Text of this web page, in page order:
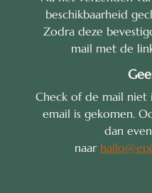
beschikbaarheid
Zodra deze
mail met de
Check of de mail niet
email is gekomen.
dan
naar